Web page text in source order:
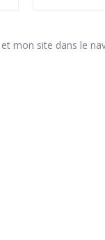
mon site dans le